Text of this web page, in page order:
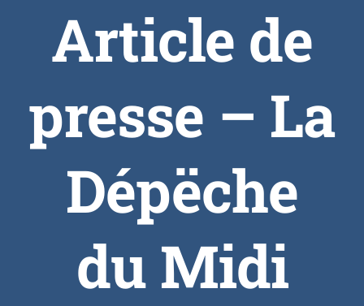
Article de
presse – La
Dépëche
du Midi